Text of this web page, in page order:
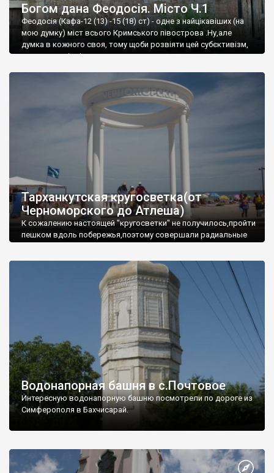
Богом дана Феодосія. Місто Ч.1
Феодосія (Кафа-12 (13) -15 (18) ст) - одне з найцікавіших (на
мою думку) міст всього Кримського півострова .Ну,але
думка в кожного своя, тому щоби розвіяти цей субєктивізм,
запрошую відвідати це
Тарханкутская кругосветка(от
Черноморского до Атлеша)
К сожалению настоящей "кругосветки" не получилось,пройти
пешком вдоль побережья,поэтому совершали радиальные
Водонапорная башня в с.Почтовое
Интересную водонапорную башню посмотрели по дороге из
Симферополя в Бахчисарай.